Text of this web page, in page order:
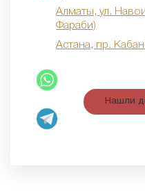
Алматы, ул.
Фараби)
Астана, пр.
Нашли